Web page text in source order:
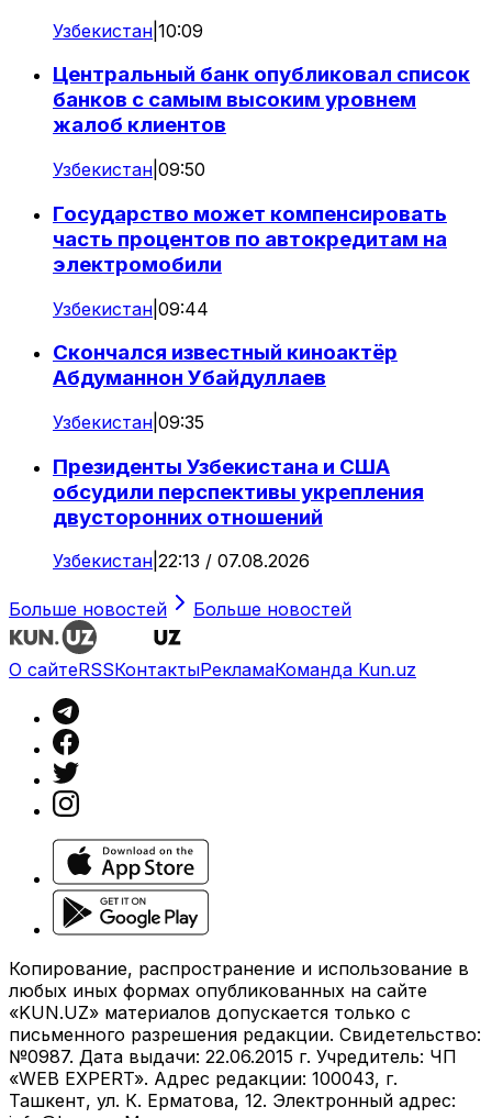
Узбекистан 10:09
Центральный банк опубликовал список
банков с самым высоким уровнем
жалоб клиентов
Узбекистан 09:50
Государство может компенсировать
часть процентов по автокредитам на
электромобили
Узбекистан 09:44
Скончался известный киноактёр
Абдуманнон Убайдуллаев
Узбекистан 09:35
Президенты Узбекистана и США
обсудили перспективы укрепления
двусторонних отношений
Узбекистан 22:13 / 07.08.2026
Больше новостей Больше новостей
О сайтеRSSКонтактыРекламаКоманда Kun.uz
Копирование, распространение и использование в
любых иных формах опубликованных на сайте
«KUN.UZ» материалов допускается только с
письменного разрешения редакции. Свидетельство:
№0987. Дата выдачи: 22.06.2015 г. Учредитель: ЧП
«WEB EXPERT». Адрес редакции: 100043, г.
Ташкент, ул. К. Ерматова, 12. Электронный адрес: